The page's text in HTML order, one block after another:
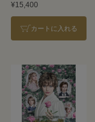
¥15,400
カートに入れる